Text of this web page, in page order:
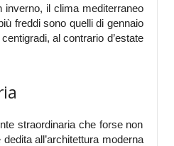
il clima mediterraneo
freddi sono quelli di gennaio
al contrario d’estate
straordinaria che forse non
all’architettura moderna